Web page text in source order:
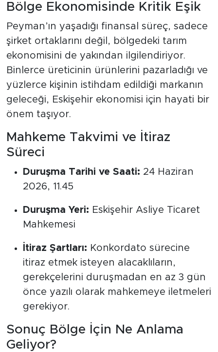
Bölge Ekonomisinde Kritik Eşik
Peyman’ın yaşadığı finansal süreç, sadece
şirket ortaklarını değil, bölgedeki tarım
ekonomisini de yakından ilgilendiriyor.
Binlerce üreticinin ürünlerini pazarladığı ve
yüzlerce kişinin istihdam edildiği markanın
geleceği, Eskişehir ekonomisi için hayati bir
önem taşıyor.
Mahkeme Takvimi ve İtiraz
Süreci
Duruşma Tarihi ve Saati: 24 Haziran
2026, 11.45
Duruşma Yeri: Eskişehir Asliye Ticaret
Mahkemesi
İtiraz Şartları: Konkordato sürecine
itiraz etmek isteyen alacaklıların,
gerekçelerini duruşmadan en az 3 gün
önce yazılı olarak mahkemeye iletmeleri
gerekiyor.
Sonuç Bölge İçin Ne Anlama
Geliyor?